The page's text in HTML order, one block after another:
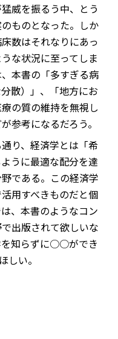
威を振るう中、とう
ものとなった。しか
数はそれなりにあっ
な状況に至ってしま
本書の「多すぎる病
散）」、「地方にお
の質の維持を無視し
参考になるだろう。
り、経済学とは「希
うに最適な配分を達
である。この経済学
用すべきものだと個
、本書のようなコン
出版されて欲しいな
を知らずに○○ができ
しい。